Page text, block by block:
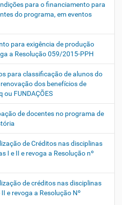
para o financiamento para
do programa, em eventos
para exigência de produção
a Resolução 059/2015-PPH
para classificação de alunos do
dos benefícios de
ou FUNDAÇÕES
de docentes no programa de
de Créditos nas disciplinas
I e II e revoga a Resolução nº
de créditos nas disciplinas
e revoga a Resolução Nº